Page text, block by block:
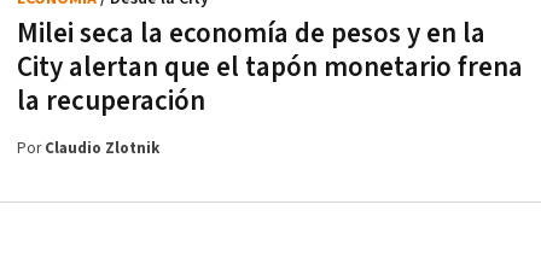
Milei seca la economía de pesos y en la
City alertan que el tapón monetario frena
la recuperación
PorClaudio Zlotnik